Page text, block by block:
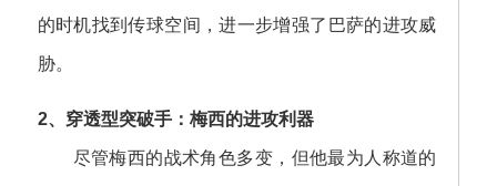
的时机找到传球空间，进一步增强了巴萨的进攻威
胁。
2、穿透型突破手：梅西的进攻利器
尽管梅西的战术角色多变，但他最为人称道的